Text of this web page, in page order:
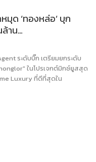
มุด ‘ทองหล่อ’ บุก
าน…
ระดับบิ๊ก เตรียมยกระดับ
ในโปรเจกต์มิกซ์ยูสสุด
Luxury ที่ดีที่สุดใน